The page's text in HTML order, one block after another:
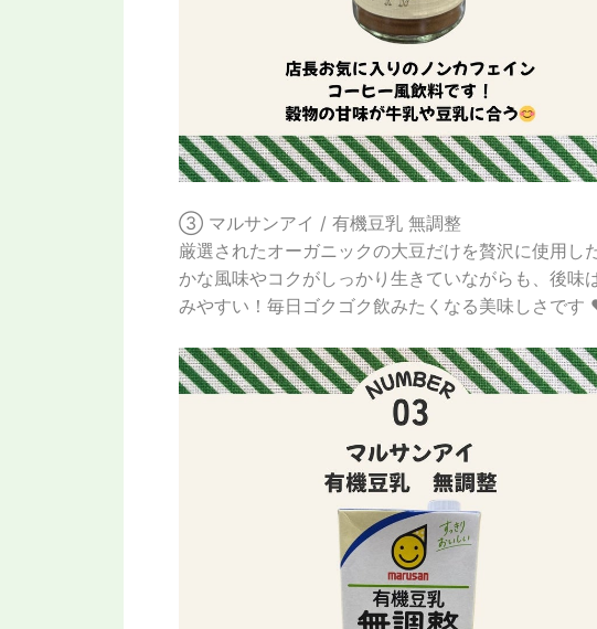
③ マルサンアイ / 有機豆乳 無調整
厳選されたオーガニックの大豆だけを贅沢に使用し
かな風味やコクがしっかり生きていながらも、後味
みやすい！毎日ゴクゴク飲みたくなる美味しさです